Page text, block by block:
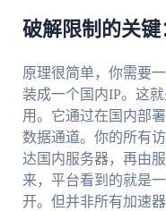
破解限制的关键
原理很简单，你需要
装成一个国内IP。这
用。它通过在国内部
数据通道。你的所有
达国内服务器，再由
来，平台看到的就是
开。但并非所有加速